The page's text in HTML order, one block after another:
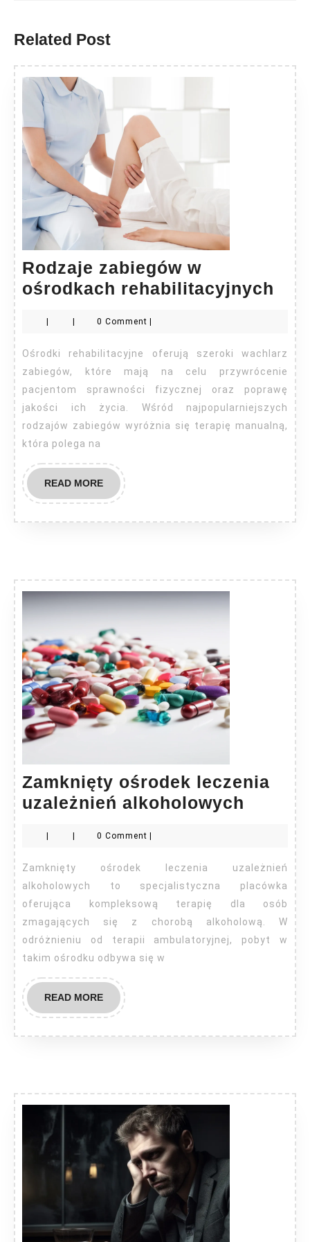
Related Post
Rodzaje zabiegów w
ośrodkach rehabilitacyjnych
0 Comment
Ośrodki rehabilitacyjne oferują szeroki wachlarz
zabiegów, które mają na celu przywrócenie
pacjentom sprawności fizycznej oraz poprawę
jakości ich życia. Wśród najpopularniejszych
rodzajów zabiegów wyróżnia się terapię manualną,
która polega na
READ MOREREAD
MORE
Zamknięty ośrodek leczenia
uzależnień alkoholowych
| | 0 Comment |
Zamknięty ośrodek leczenia uzależnień
alkoholowych to specjalistyczna placówka
oferująca kompleksową terapię dla osób
zmagających się z chorobą alkoholową. W
odróżnieniu od terapii ambulatoryjnej, pobyt w
takim ośrodku odbywa się w
READ MOREREAD
MORE